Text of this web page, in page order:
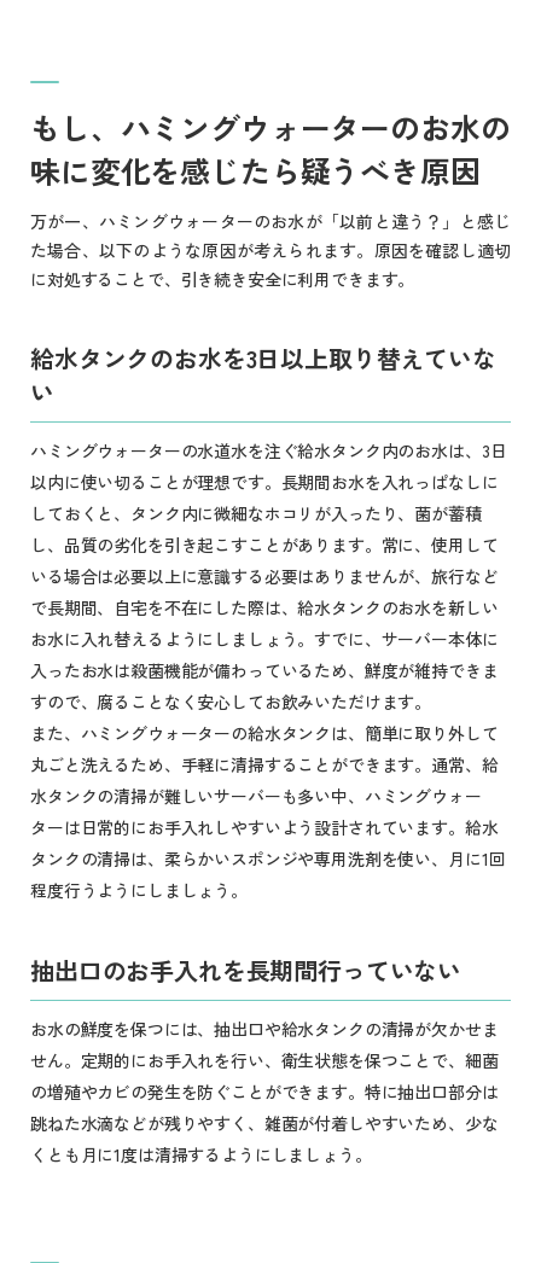
もし、ハミングウォーターのお水の
味に変化を感じたら疑うべき原因
万が一、ハミングウォーターのお水が「以前と違う？」と感じ
た場合、以下のような原因が考えられます。原因を確認し適切
に対処することで、引き続き安全に利用できます。
給水タンクのお水を3日以上取り替えていな
い
ハミングウォーターの水道水を注ぐ給水タンク内のお水は、3日
以内に使い切ることが理想です。長期間お水を入れっぱなしに
しておくと、タンク内に微細なホコリが入ったり、菌が蓄積
し、品質の劣化を引き起こすことがあります。常に、使用して
いる場合は必要以上に意識する必要はありませんが、旅行など
で長期間、自宅を不在にした際は、給水タンクのお水を新しい
お水に入れ替えるようにしましょう。すでに、サーバー本体に
入ったお水は殺菌機能が備わっているため、鮮度が維持できま
すので、腐ることなく安心してお飲みいただけます。
また、ハミングウォーターの給水タンクは、簡単に取り外して
丸ごと洗えるため、手軽に清掃することができます。通常、給
水タンクの清掃が難しいサーバーも多い中、ハミングウォー
ターは日常的にお手入れしやすいよう設計されています。給水
タンクの清掃は、柔らかいスポンジや専用洗剤を使い、月に1回
程度行うようにしましょう。
抽出口のお手入れを長期間行っていない
お水の鮮度を保つには、抽出口や給水タンクの清掃が欠かせま
せん。定期的にお手入れを行い、衛生状態を保つことで、細菌
の増殖やカビの発生を防ぐことができます。特に抽出口部分は
跳ねた水滴などが残りやすく、雑菌が付着しやすいため、少な
くとも月に1度は清掃するようにしましょう。